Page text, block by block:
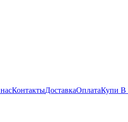
КонтактыДоставкаОплатаКупи В